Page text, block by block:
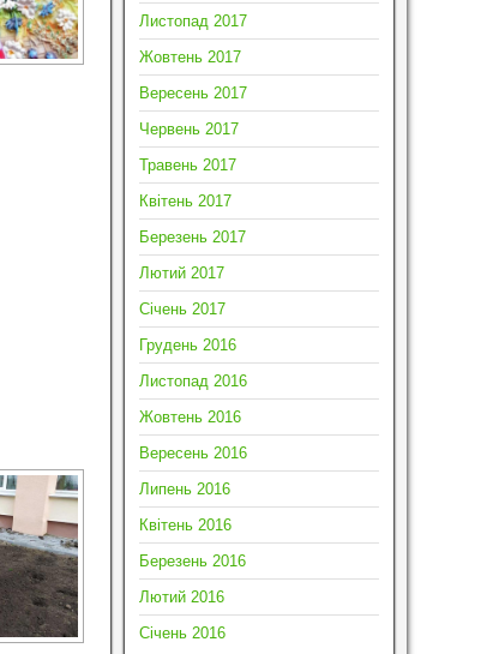
Листопад 2017
Жовтень 2017
Вересень 2017
Червень 2017
Травень 2017
Квітень 2017
Березень 2017
Лютий 2017
Січень 2017
Грудень 2016
Листопад 2016
Жовтень 2016
Вересень 2016
Липень 2016
Квітень 2016
Березень 2016
Лютий 2016
Січень 2016